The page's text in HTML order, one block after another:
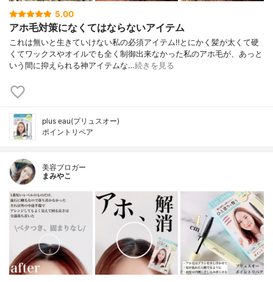
5.00
アホ毛対策になくてはならないアイテム
これは無いと生きていけない私の必須アイテム‼️とにかく髪が太くて硬
くてワックスやオイルでも全く制御出来なかった私のアホ毛が、あっと
いう間に抑えられる神アイテムな…続きを見る
plus eau(プリュスオー)
ポイントリペア
美容ブロガー
まみやこ